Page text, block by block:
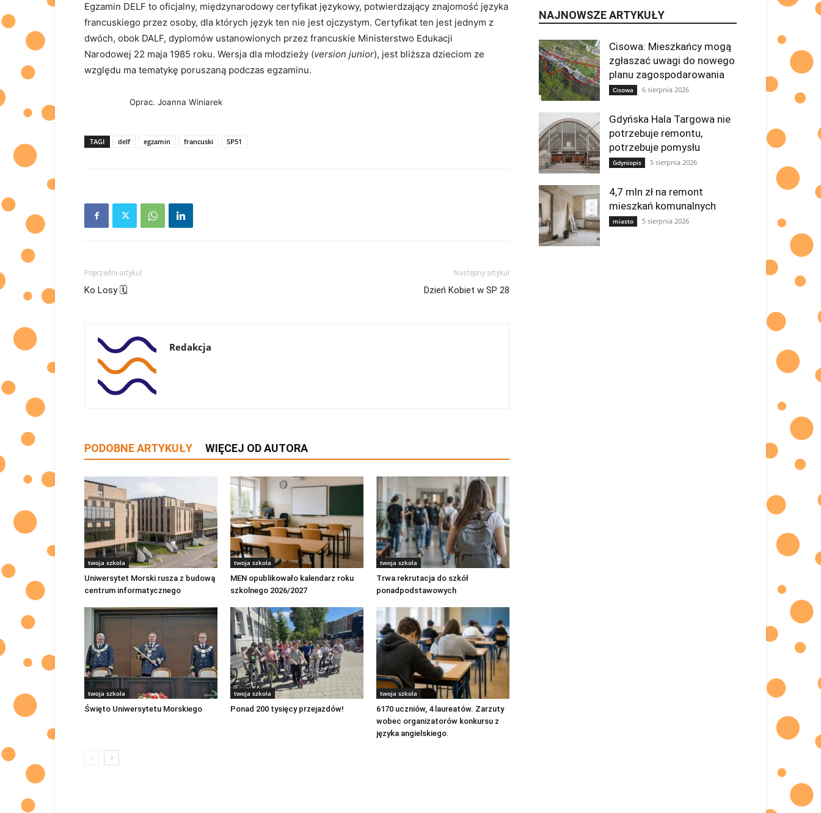
Egzamin DELF to oficjalny, międzynarodowy certyfikat językowy, potwierdzający znajomość języka
francuskiego przez osoby, dla których język ten nie jest ojczystym. Certyfikat ten jest jednym z
dwóch, obok DALF, dyplomów ustanowionych przez francuskie Ministerstwo Edukacji
Narodowej 22 maja 1985 roku. Wersja dla młodzieży (version junior), jest bliższa dzieciom ze
względu ma tematykę poruszaną podczas egzaminu.
Oprac. Joanna Winiarek
TAGI delf egzamin francuski SP51
Poprzedni artykuł
Ko Losy 🗓
Następny artykuł
Dzień Kobiet w SP 28
Redakcja
PODOBNE ARTYKUŁY WIĘCEJ OD AUTORA
twoja szkola
Uniwersytet Morski rusza z budową
centrum informatycznego
twoja szkola
MEN opublikowało kalendarz roku
szkolnego 2026/2027
twoja szkola
Trwa rekrutacja do szkół
ponadpodstawowych
twoja szkola
Święto Uniwersytetu Morskiego
twoja szkola
Ponad 200 tysięcy przejazdów!
twoja szkola
6170 uczniów, 4 laureatów. Zarzuty
wobec organizatorów konkursu z
języka angielskiego.
NAJNOWSZE ARTYKUŁY
Cisowa: Mieszkańcy mogą
zgłaszać uwagi do nowego
planu zagospodarowania
Cisowa 6 sierpnia 2026
Gdyńska Hala Targowa nie
potrzebuje remontu,
potrzebuje pomysłu
Gdyniopis 5 sierpnia 2026
4,7 mln zł na remont
mieszkań komunalnych
miasto 5 sierpnia 2026